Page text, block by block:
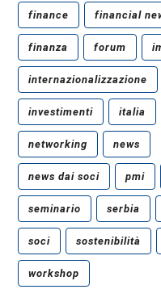
finance financial
finanza forum
internazionalizzazione
investimenti italia
networking news
news dai soci pmi
seminario serbia
soci sostenibilità
workshop